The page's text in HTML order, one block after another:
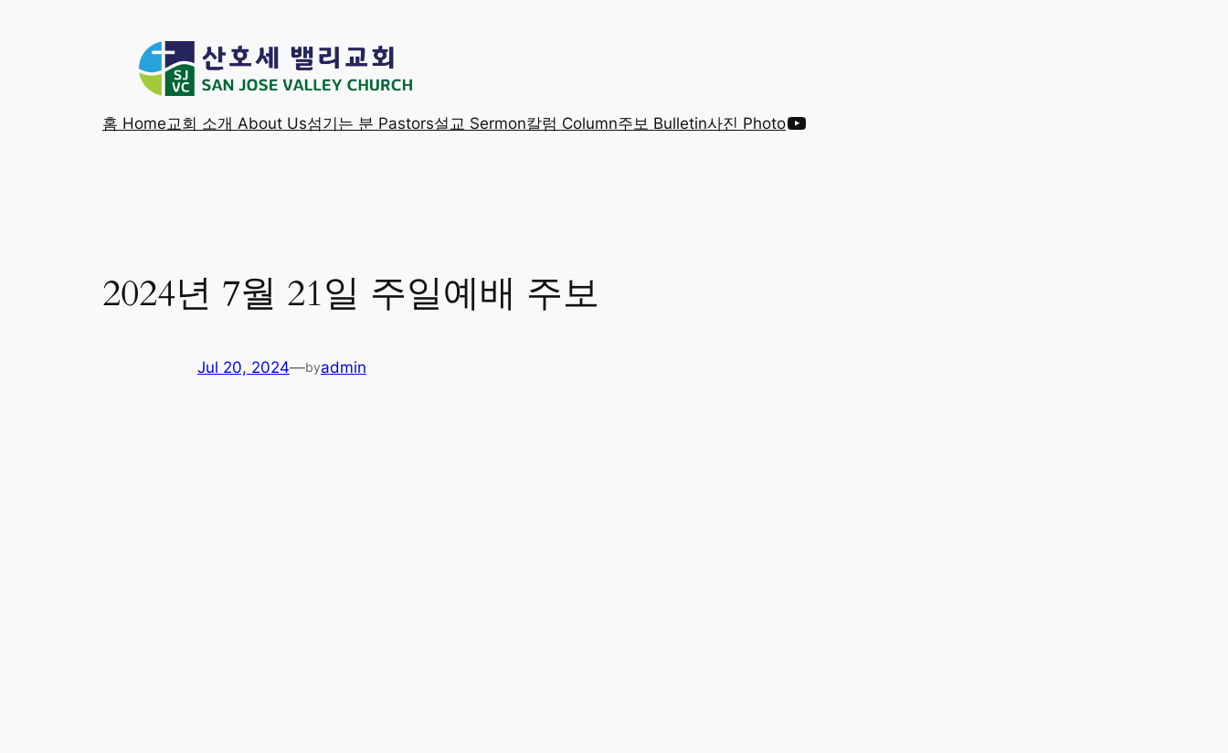
홈 Home교회 소개 About Us섬기는 분 Pastors설교 Sermon칼럼 Column주보 Bulletin사진 PhotoYouTube
2024년 7월 21일 주일예배 주보
Jul 20, 2024—byadmin